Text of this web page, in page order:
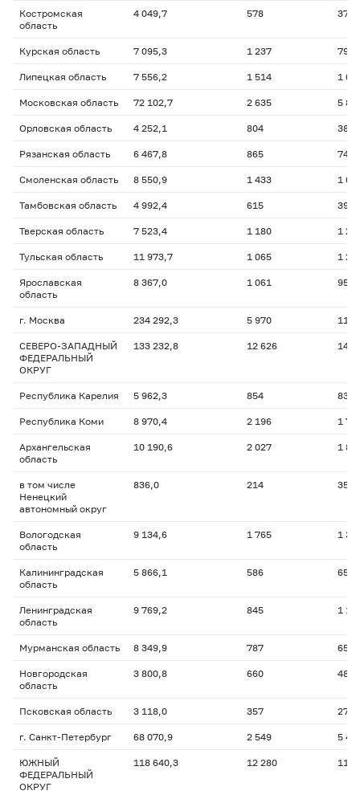
Костромская
область
4 049,7 578
Курская область 7 095,3 1 237
Липецкая область 7 556,2 1 514 1
Московская область 72 102,7 2 635 5
Орловская область 4 252,1 804
Рязанская область 6 467,8 865
Смоленская область 8 550,9 1 433 1
Тамбовская область 4 992,4 615
Тверская область 7 523,4 1 180 1
Тульская область 11 973,7 1 065 1
Ярославская
область
8 367,0 1 061
г. Москва 234 292,3 5 970 11
СЕВЕРО-ЗАПАДНЫЙ
ФЕДЕРАЛЬНЫЙ
ОКРУГ
133 232,8 12 626 14
Республика Карелия 5 962,3 854
Республика Коми 8 970,4 2 196 1
Архангельская
область
10 190,6 2 027 1
в том числе
Ненецкий
автономный округ
836,0 214
Вологодская
область
9 134,6 1 765 1
Калининградская
область
5 866,1 586
Ленинградская
область
9 769,2 845 1
Мурманская область 8 349,9 787
Новгородская
область
3 800,8 660
Псковская область 3 118,0 357
г. Санкт-Петербург 68 070,9 2 549 5
ЮЖНЫЙ
ФЕДЕРАЛЬНЫЙ
ОКРУГ
118 640,3 12 280 11